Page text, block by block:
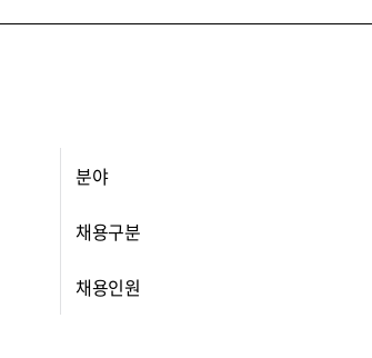
분야
채용구분
채용인원